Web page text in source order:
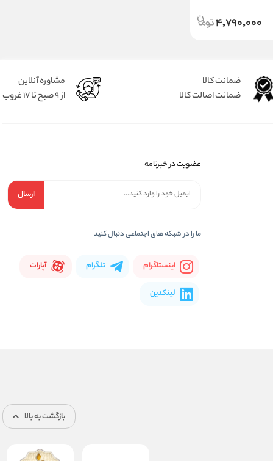
4,790,000
ضمانت کالا
ضمانت اصالت کالا
مشاوره آنلاین
از 9 صبح تا 17 غروب
عضویت در خبرنامه
ارسال
ما را در شبكه های اجتماعی دنبال کنید
اینستاگرام تلگرام آپارات
لینکدین
بازگشت به بالا